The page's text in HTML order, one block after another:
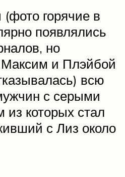
горячие в
появлялись
но
Максим и Плэйбой
всю
с серыми
из которых стал
с Лиз около